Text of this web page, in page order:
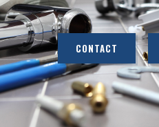
CONTACT